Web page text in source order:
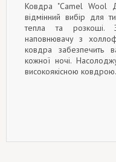
Ковдра "Camel Wool
відмінний вибір для
тепла та розкоші.
наповнювачу з
ковдра забезпечить
кожної ночі.
високоякісною ковдрою.